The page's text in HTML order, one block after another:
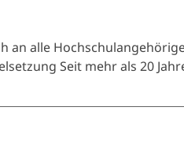
an alle
Seit mehr als 20